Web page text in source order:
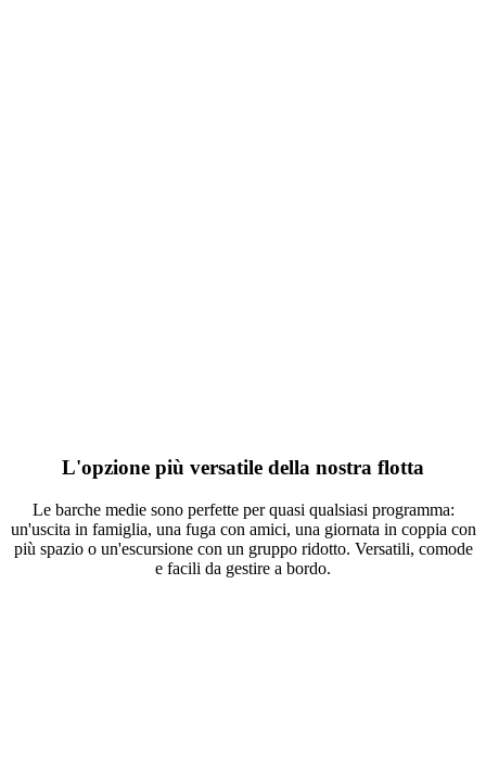
L'opzione più versatile della nostra flotta
Le barche medie sono perfette per quasi qualsiasi programma:
un'uscita in famiglia, una fuga con amici, una giornata in coppia con
più spazio o un'escursione con un gruppo ridotto. Versatili, comode
e facili da gestire a bordo.